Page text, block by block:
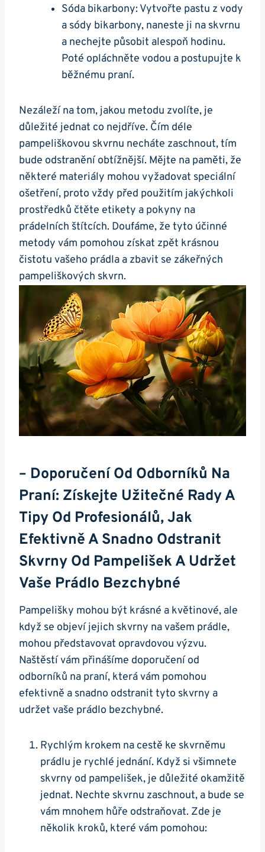
Sóda bikarbony: Vytvořte pastu z vody
a sódy bikarbony, naneste ji na skvrnu
a nechejte působit alespoň hodinu.
Poté opláchněte vodou a postupujte k
běžnému praní.
Nezáleží na tom, jakou metodu zvolíte, je
důležité jednat co nejdříve. Čím déle
pampeliškovou skvrnu necháte zaschnout, tím
bude odstranění obtížnější. Mějte na paměti, že
některé materiály mohou vyžadovat speciální
ošetření, proto vždy před použitím jakýchkoli
prostředků čtěte etikety a pokyny na
prádelních štítcích. Doufáme, že tyto účinné
metody vám pomohou získat zpět krásnou
čistotu vašeho prádla a zbavit se zákeřných
pampeliškových skvrn.
– Doporučení Od Odborníků Na
Praní: Získejte Užitečné Rady A
Tipy Od Profesionálů, Jak
Efektivně A Snadno Odstranit
Skvrny Od Pampelišek A Udržet
Vaše Prádlo Bezchybné
Pampelišky mohou být krásné a květinové, ale
když se objeví jejich skvrny na vašem prádle,
mohou představovat opravdovou výzvu.
Naštěstí vám přinášíme doporučení od
odborníků na praní, která vám pomohou
efektivně a snadno odstranit tyto skvrny a
udržet vaše prádlo bezchybné.
Rychlým krokem na cestě ke skvrněmu
prádlu je rychlé jednání. Když si všimnete
skvrny od pampelišek, je důležité okamžitě
jednat. Nechte skvrnu zaschnout, a bude se
vám mnohem hůře odstraňovat. Zde je
několik kroků, které vám pomohou: